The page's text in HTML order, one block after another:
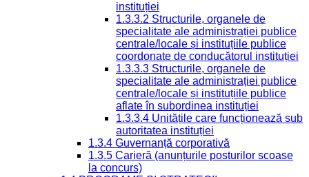
instituției
1.3.3.2 Structurile, organele de
specialitate ale administrației publice
centrale/locale și instituțiile publice
coordonate de conducătorul instituției
1.3.3.3 Structurile, organele de
specialitate ale administrației publice
centrale/locale și instituțiile publice
aflate în subordinea instituției
1.3.3.4 Unitățile care funcționează sub
autoritatea instituției
1.3.4 Guvernanță corporativă
1.3.5 Carieră (anunțurile posturilor scoase
la concurs)